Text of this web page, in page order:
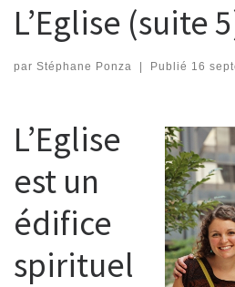
L’Eglise (suite
par Stéphane Ponza | Publié 16
L’Eglise
est un
édifice
spirituel